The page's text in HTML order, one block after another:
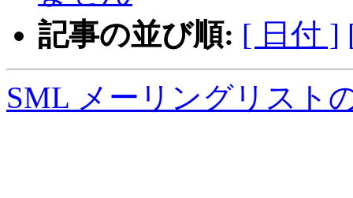
記事の並び順: [ 日付 ]
SML メーリングリスト